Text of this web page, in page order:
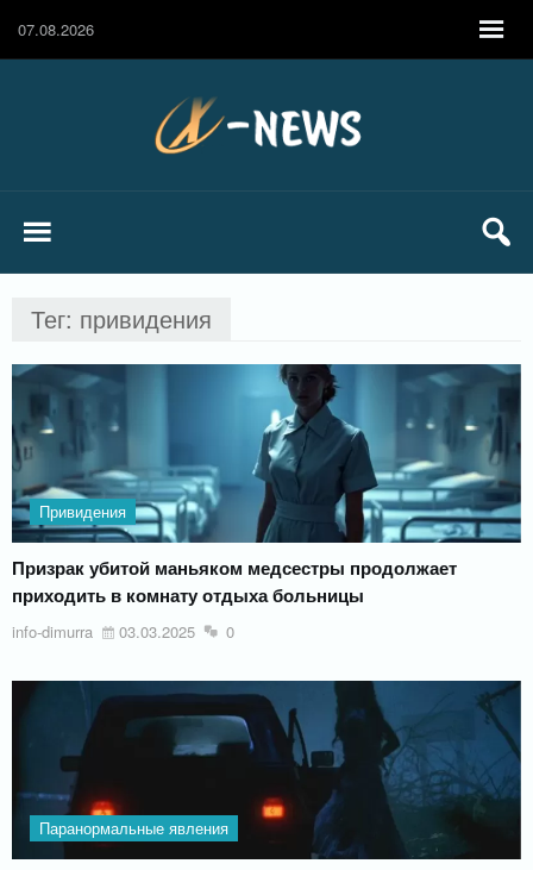
07.08.2026
Тег: привидения
Привидения
Призрак убитой маньяком медсестры продолжает
приходить в комнату отдыха больницы
info-dimurra 03.03.2025 0
Паранормальные явления